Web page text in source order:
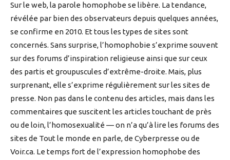
Sur le web, la parole homophobe se libère. La tendance,
révélée par bien des observateurs depuis quelques années,
se confirme en 2010. Et tous les types de sites sont
concernés. Sans surprise, l’homophobie s’exprime souvent
sur des forums d’inspiration religieuse ainsi que sur ceux
des partis et groupuscules d’extrême-droite. Mais, plus
surprenant, elle s’exprime régulièrement sur les sites de
presse. Non pas dans le contenu des articles, mais dans les
commentaires que suscitent les articles touchant de près
ou de loin, l’homosexualité — on n’a qu’à lire les forums des
sites de Tout le monde en parle, de Cyberpresse ou de
Voir.ca. Le temps fort de l’expression homophobe des